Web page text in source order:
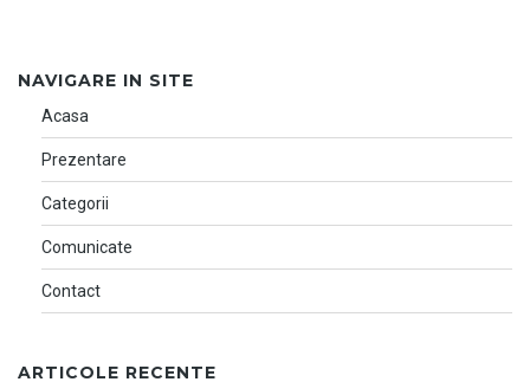
NAVIGARE IN SITE
Acasa
Prezentare
Categorii
Comunicate
Contact
ARTICOLE RECENTE